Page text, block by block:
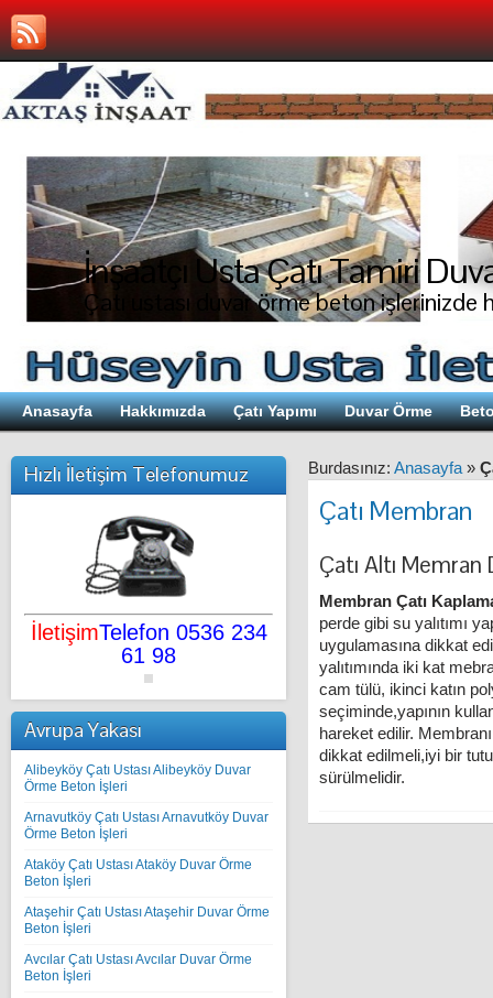
İnşaatçı Usta Çatı Tamiri
Çatı ustası duvar örme beton işlerinizde
Anasayfa Hakkımızda Çatı Yapımı Duvar Örme
Hızlı İletişim Telefonumuz
İletişimTelefon 0536 234
61 98
Avrupa Yakası
Alibeyköy Çatı Ustası Alibeyköy Duvar
Örme Beton İşleri
Arnavutköy Çatı Ustası Arnavutköy Duvar
Örme Beton İşleri
Ataköy Çatı Ustası Ataköy Duvar Örme
Beton İşleri
Ataşehir Çatı Ustası Ataşehir Duvar Örme
Beton İşleri
Avcılar Çatı Ustası Avcılar Duvar Örme
Beton İşleri
Burdasınız: Anasayfa »
Çatı Membran
Çatı Altı
Membran Çatı
perde gibi su yalıtımı
uygulamasına dikkat
yalıtımında iki kat
cam tülü, ikinci katın
seçiminde,yapının
hareket edilir.
dikkat edilmeli,iyi bir
sürülmelidir.